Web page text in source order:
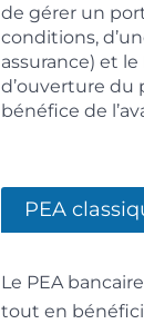
de gérer un
conditions,
assurance) et
d’ouverture du
bénéfice de
PEA
Le PEA
tout en